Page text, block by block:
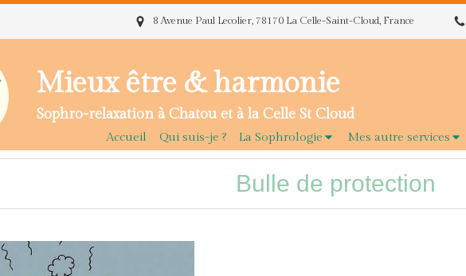
8 Avenue Paul Lecolier, 78170 La Celle-Saint-Cloud, France
Mieux être & harmonie
Sophro-relaxation à Chatou et à la Celle St Cloud
Accueil Qui suis-je ? La Sophrologie Mes autre services
Bulle de protection